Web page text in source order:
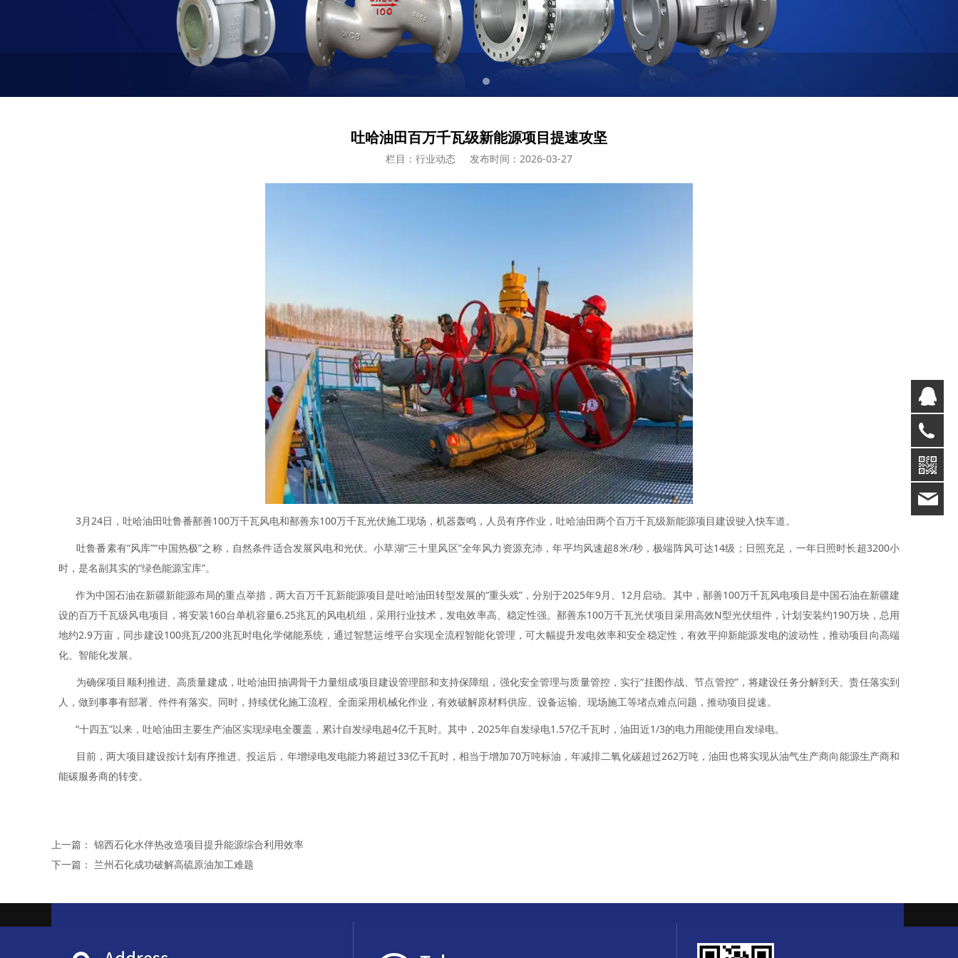
吐哈油田百万千瓦级新能源项目提速攻坚
栏目：行业动态 发布时间：2026-03-27
3月24日，吐哈油田吐鲁番鄯善100万千瓦风电和鄯善东100万千瓦光伏施工现场，机器轰鸣，人员有序作业，吐哈油田两个百万千瓦级新能源项目建设驶入快车道。
吐鲁番素有“风库”“中国热极”之称，自然条件适合发展风电和光伏。小草湖“三十里风区”全年风力资源充沛，年平均风速超8米/秒，极端阵风可达14级；日照充足，一年日照时长超3200小
时，是名副其实的“绿色能源宝库”。
作为中国石油在新疆新能源布局的重点举措，两大百万千瓦新能源项目是吐哈油田转型发展的“重头戏”，分别于2025年9月、12月启动。其中，鄯善100万千瓦风电项目是中国石油在新疆建
设的百万千瓦级风电项目，将安装160台单机容量6.25兆瓦的风电机组，采用行业技术，发电效率高、稳定性强。鄯善东100万千瓦光伏项目采用高效N型光伏组件，计划安装约190万块，总用
地约2.9万亩，同步建设100兆瓦/200兆瓦时电化学储能系统，通过智慧运维平台实现全流程智能化管理，可大幅提升发电效率和安全稳定性，有效平抑新能源发电的波动性，推动项目向高端
化、智能化发展。
为确保项目顺利推进、高质量建成，吐哈油田抽调骨干力量组成项目建设管理部和支持保障组，强化安全管理与质量管控，实行“挂图作战、节点管控”，将建设任务分解到天、责任落实到
人，做到事事有部署、件件有落实。同时，持续优化施工流程、全面采用机械化作业，有效破解原材料供应、设备运输、现场施工等堵点难点问题，推动项目提速。
“十四五”以来，吐哈油田主要生产油区实现绿电全覆盖，累计自发绿电超4亿千瓦时。其中，2025年自发绿电1.57亿千瓦时，油田近1/3的电力用能使用自发绿电。
目前，两大项目建设按计划有序推进。投运后，年增绿电发电能力将超过33亿千瓦时，相当于增加70万吨标油，年减排二氧化碳超过262万吨，油田也将实现从油气生产商向能源生产商和
能碳服务商的转变。
上一篇： 锦西石化水伴热改造项目提升能源综合利用效率
下一篇： 兰州石化成功破解高硫原油加工难题